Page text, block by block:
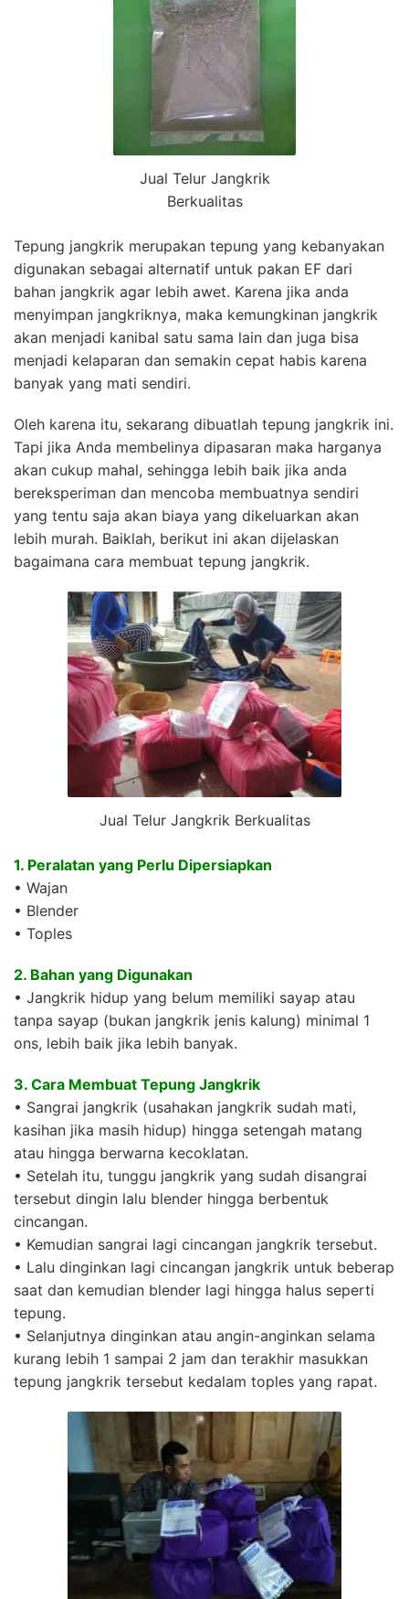
Jual Telur Jangkrik
Berkualitas
Tepung jangkrik merupakan tepung yang kebanyakan
digunakan sebagai alternatif untuk pakan EF dari
bahan jangkrik agar lebih awet. Karena jika anda
menyimpan jangkriknya, maka kemungkinan jangkrik
akan menjadi kanibal satu sama lain dan juga bisa
menjadi kelaparan dan semakin cepat habis karena
banyak yang mati sendiri.
Oleh karena itu, sekarang dibuatlah tepung jangkrik ini.
Tapi jika Anda membelinya dipasaran maka harganya
akan cukup mahal, sehingga lebih baik jika anda
bereksperiman dan mencoba membuatnya sendiri
yang tentu saja akan biaya yang dikeluarkan akan
lebih murah. Baiklah, berikut ini akan dijelaskan
bagaimana cara membuat tepung jangkrik.
Jual Telur Jangkrik Berkualitas
1. Peralatan yang Perlu Dipersiapkan
• Wajan
• Blender
• Toples
2. Bahan yang Digunakan
• Jangkrik hidup yang belum memiliki sayap atau
tanpa sayap (bukan jangkrik jenis kalung) minimal 1
ons, lebih baik jika lebih banyak.
3. Cara Membuat Tepung Jangkrik
• Sangrai jangkrik (usahakan jangkrik sudah mati,
kasihan jika masih hidup) hingga setengah matang
atau hingga berwarna kecoklatan.
• Setelah itu, tunggu jangkrik yang sudah disangrai
tersebut dingin lalu blender hingga berbentuk
cincangan.
• Kemudian sangrai lagi cincangan jangkrik tersebut.
• Lalu dinginkan lagi cincangan jangkrik untuk beberap
saat dan kemudian blender lagi hingga halus seperti
tepung.
• Selanjutnya dinginkan atau angin-anginkan selama
kurang lebih 1 sampai 2 jam dan terakhir masukkan
tepung jangkrik tersebut kedalam toples yang rapat.